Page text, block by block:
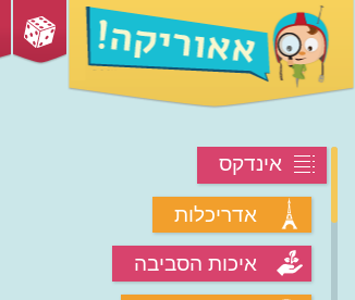
אינדקס
אדריכלות
איכות הסביבה